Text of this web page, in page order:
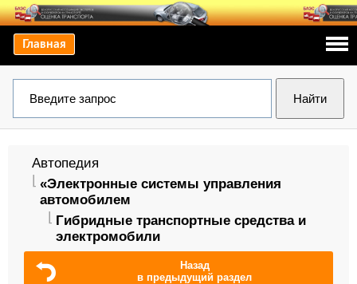
Главная
Автопедия
«Электронные системы управления
автомобилем
Гибридные транспортные средства и
электромобили
Назад
в предыдущий раздел